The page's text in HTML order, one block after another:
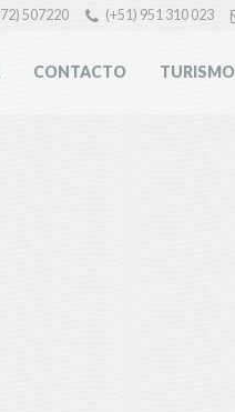
507220 (+51) 951 310 023
CONTACTO TURISMO